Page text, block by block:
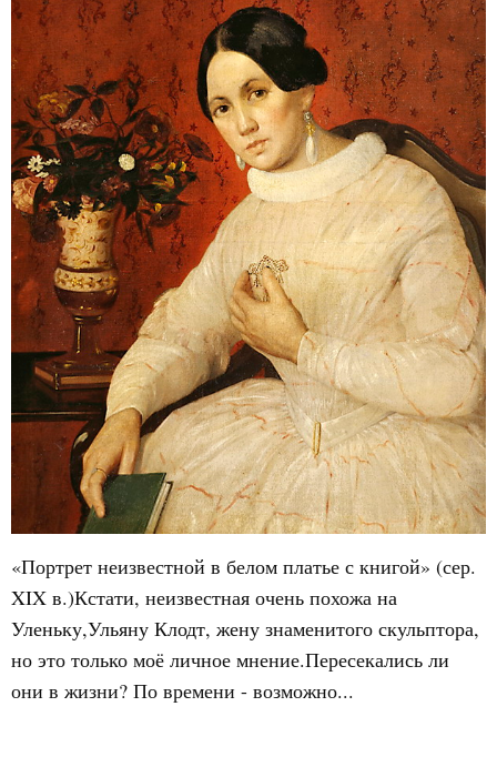
«Портрет неизвестной в белом платье с книгой» (сер.
XIX в.)Кстати, неизвестная очень похожа на
Уленьку,Ульяну Клодт, жену знаменитого скульптора,
но это только моё личное мнение.Пересекались ли
они в жизни? По времени - возможно...